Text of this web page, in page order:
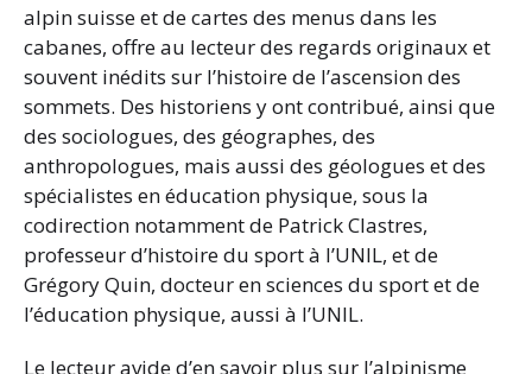
alpin suisse et de cartes des menus dans les
cabanes, offre au lecteur des regards originaux et
souvent inédits sur l’histoire de l’ascension des
sommets. Des historiens y ont contribué, ainsi que
des sociologues, des géographes, des
anthropologues, mais aussi des géologues et des
spécialistes en éducation physique, sous la
codirection notamment de Patrick Clastres,
professeur d’histoire du sport à l’UNIL, et de
Grégory Quin, docteur en sciences du sport et de
l’éducation physique, aussi à l’UNIL.
Le lecteur avide d’en savoir plus sur l’alpinisme